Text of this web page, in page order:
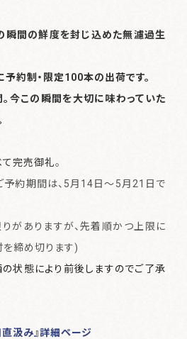
表示
瞬間の鮮度を封じ込めた無濾過生
約制・限定100本の出荷です。
今この瞬間を大切に味わっていた
て完売御礼。
約期間は、5月14日～5月21日で
がありますが、先着順かつ上限に
締め切ります)
状態により前後しますのでご了承
汲み』詳細ページ